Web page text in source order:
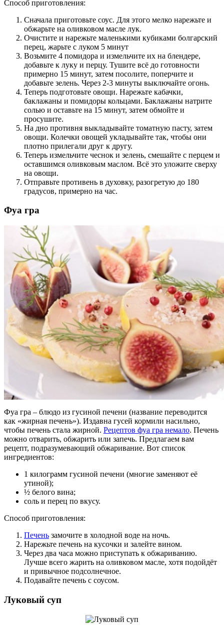
Способ приготовления:
Сначала приготовьте соус. Для этого мелко нарежьте и
обжарьте на оливковом масле лук.
Очистите и нарежьте маленькими кубиками болгарский
перец, жарьте с луком 5 минут
Возьмите 4 помидора и измельчите их на блендере,
добавьте к луку и перцу. Тушите всё до готовности
примерно 15 минут, затем посолите, поперчите и
добавьте зелень. Через 2-3 минуты выключайте огонь.
Теперь подготовьте овощи. Нарежьте кабачки,
баклажаны и помидоры кольцами. Баклажаны натрите
солью и оставьте на 15 минут, затем обмойте и
просушите.
На дно противня выкладывайте томатную пасту, затем
овощи. Колечки овощей укладывайте так, чтобы они
плотно прилегали друг к другу.
Теперь измельчите чеснок и зелень, смешайте с перцем и
оставшимся оливковым маслом. Всё это уложите сверху
на овощи.
Отправьте противень в духовку, разогретую до 180
градусов, примерно на час.
Фуа гра
Фуа гра – блюдо из гусиной печени (название переводится
как «жирная печень»). Издавна гусей кормили насильно,
чтобы печень стала жирной. Рецептов фуа гра немало. Печень
можно отварить, обжарить или запечь. Предлагаем вам
рецепт, подразумевающий обжаривание. Вот список
ингредиентов:
1 килограмм гусиной печени (многие заменяют её
утиной);
½ белого вина;
соль и перец по вкусу.
Способ приготовления:
Печень замочите в холодной воде на ночь.
Нарежьте печень на кусочки и залейте вином.
Через два часа можно приступать к обжариванию.
Лучше всего жарить на оливковом масле, хотя подойдёт
и привычное подсолнечное.
Подавайте печень с соусом.
Луковый суп